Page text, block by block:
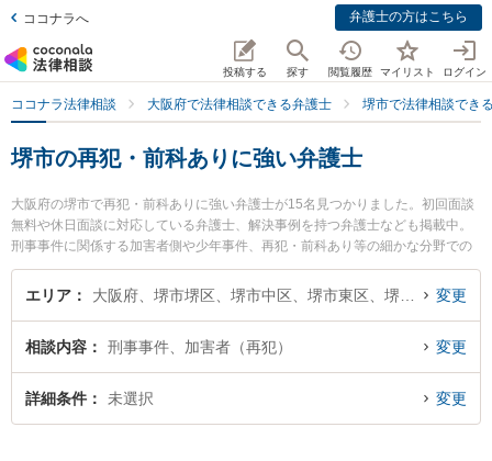
ココナラへ 弁護士の方はこちら
投稿する 探す 閲覧履歴 マイリスト ログイン
ココナラ法律相談 大阪府で法律相談できる弁護士 堺市で法律相談でき
堺市の再犯・前科ありに強い弁護士
大阪府の堺市で再犯・前科ありに強い弁護士が15名見つかりました。初回面談
無料や休日面談に対応している弁護士、解決事例を持つ弁護士なども掲載中。
刑事事件に関係する加害者側や少年事件、再犯・前科あり等の細かな分野での
絞り込み検索もでき便利です。特に弁護士法人法律事務所ロイヤーズ・ハイ 堺
オフィスの豊田 夕雪弁護士や東京スタートアップ法律事務所 堺支店の大泉 ま
発生した再犯・前科ありのトラブルを今すぐに弁護士に相談したい』『再犯・
前科ありのトラブル解決の実績豊富な近くの弁護士を検索したい』『初回相談
無料で再犯・前科ありを法律相談できる堺市内の弁護士に相談予約したい』な
エリア 変更
相談内容 刑事事件、加害者（再犯） 変更
詳細条件 未選択 変更